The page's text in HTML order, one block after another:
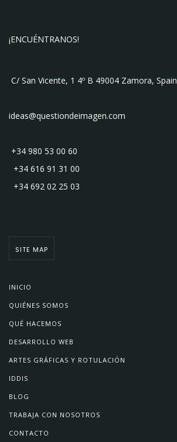
¡ENCUÉNTRANOS!
C/ San Vicente, 1 4º B 49004 Zamora, Spain
ideas@questiondeimagen.com
+34 980 53 00 60
+34 616 91 31 00
+34 692 02 25 03
SITE MAP
INICIO
QUIÉNES SOMOS
QUÉ HACEMOS
DESARROLLO WEB
ARTES GRÁFICAS Y ROTULACIÓN
IDDIS
BLOG
TRABAJA CON NOSOTROS
CONTACTO